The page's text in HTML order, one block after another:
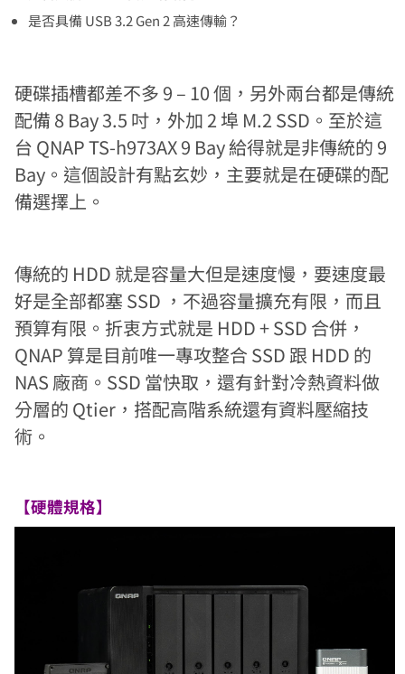
是否具備 USB 3.2 Gen 2 高速傳輸？
硬碟插槽都差不多 9 – 10 個，另外兩台都是傳統
配備 8 Bay 3.5 吋，外加 2 埠 M.2 SSD。至於這
台 QNAP TS-h973AX 9 Bay 給得就是非傳統的 9
Bay。這個設計有點玄妙，主要就是在硬碟的配
備選擇上。
傳統的 HDD 就是容量大但是速度慢，要速度最
好是全部都塞 SSD ，不過容量擴充有限，而且
預算有限。折衷方式就是 HDD + SSD 合併，
QNAP 算是目前唯一專攻整合 SSD 跟 HDD 的
NAS 廠商。SSD 當快取，還有針對冷熱資料做
分層的 Qtier，搭配高階系統還有資料壓縮技
術。
【硬體規格】